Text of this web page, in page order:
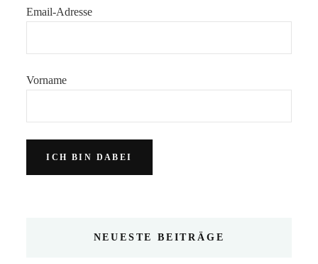
Email-Adresse
Vorname
NEUESTE BEITRÄGE